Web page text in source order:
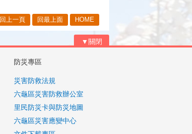
回上一頁 回最上面 HOME
▼關閉
防災專區
災害防救法規
六龜區災害防救辦公室
里民防災卡與防災地圖
六龜區災害應變中心